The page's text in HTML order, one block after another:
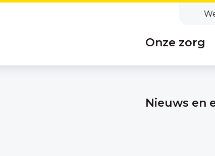
Onze zorg
Nieuws en